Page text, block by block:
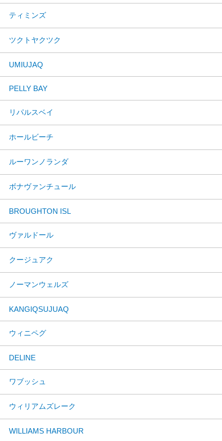
ティミンズ
ツクトヤクツク
UMIUJAQ
PELLY BAY
リパルスベイ
ホールビーチ
ルーワンノランダ
ボナヴァンチュール
BROUGHTON ISL
ヴァルドール
クージュアク
ノーマンウェルズ
KANGIQSUJUAQ
ウィニペグ
DELINE
ワブッシュ
ウィリアムズレーク
WILLIAMS HARBOUR